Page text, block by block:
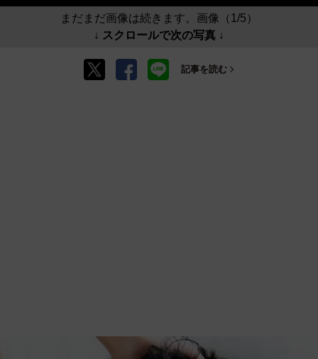
まだまだ画像は続きます。画像（1/5）
↓ スクロールで次の写真 ↓
記事を読む